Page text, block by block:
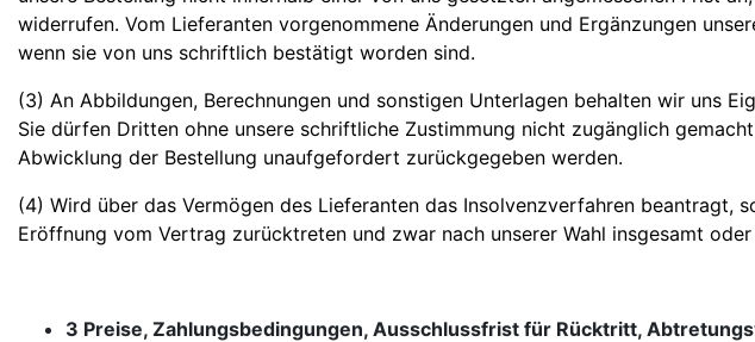
widerrufen. Vom Lieferanten vorgenommene Änderungen und Ergänzungen
wenn sie von uns schriftlich bestätigt worden sind.
(3) An Abbildungen, Berechnungen und sonstigen Unterlagen behalten wir uns
Sie dürfen Dritten ohne unsere schriftliche Zustimmung nicht zugänglich
Abwicklung der Bestellung unaufgefordert zurückgegeben werden.
(4) Wird über das Vermögen des Lieferanten das Insolvenzverfahren beantragt,
Eröffnung vom Vertrag zurücktreten und zwar nach unserer Wahl insgesamt
3 Preise, Zahlungsbedingungen, Ausschlussfrist für Rücktritt,